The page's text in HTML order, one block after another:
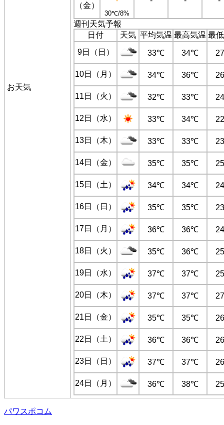
お天気
（金）
30℃/8%
週刊天気予報
日付
天気 平均気温 最高気温 最
9日（日）
33℃ 34℃
10日（月） 34℃ 36℃
11日（火） 32℃ 33℃
12日（水） 33℃ 34℃
13日（木） 33℃ 33℃
14日（金） 35℃ 35℃
15日（土） 34℃ 34℃
16日（日） 35℃ 35℃
17日（月） 36℃ 36℃
18日（火） 35℃ 36℃
19日（水） 37℃ 37℃
20日（木） 37℃ 37℃
21日（金） 35℃ 35℃
22日（土） 36℃ 36℃
23日（日） 37℃ 37℃
24日（月） 36℃ 38℃
パワスポコム